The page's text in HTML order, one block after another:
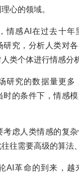
心的领域。
情感AI在过去十年
研究，分析人类对
类个体进行情感分
研究的数据量更多
时的条件下，情感
考虑人类情感的复
往需要高级的算法
AI革命的到来，越